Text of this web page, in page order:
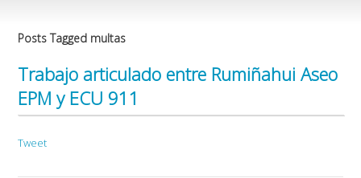
Posts Tagged multas
Trabajo articulado entre Rumiñahui Aseo
EPM y ECU 911
Tweet